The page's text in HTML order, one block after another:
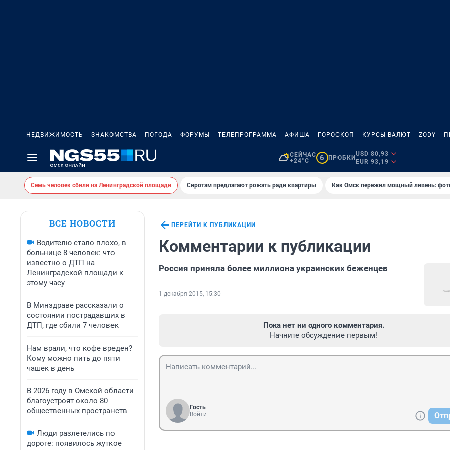
НЕДВИЖИМОСТЬ ЗНАКОМСТВА ПОГОДА ФОРУМЫ ТЕЛЕПРОГРАММА АФИША ГОРОСКОП КУРСЫ ВАЛЮТ ZODY
СЕЙЧАС
+24°C
6 ПРОБКИ
USD 80,93
EUR 93,19
Семь человек сбили на Ленинградской площади Сиротам предлагают рожать ради квартиры Как Омск пережил мощный ливень:
ВСЕ НОВОСТИ
Водителю стало плохо, в
больнице 8 человек: что
известно о ДТП на
Ленинградской площади к
этому часу
В Минздраве рассказали о
состоянии пострадавших в
ДТП, где сбили 7 человек
Нам врали, что кофе вреден?
Кому можно пить до пяти
чашек в день
В 2026 году в Омской области
благоустроят около 80
общественных пространств
Люди разлетелись по
дороге: появилось жуткое
ПЕРЕЙТИ К ПУБЛИКАЦИИ
Комментарии к публикации
Россия приняла более миллиона украинских беженцев
1 декабря 2015, 15:30
Пока нет ни одного комментария.
Начните обсуждение первым!
Гость
Войти